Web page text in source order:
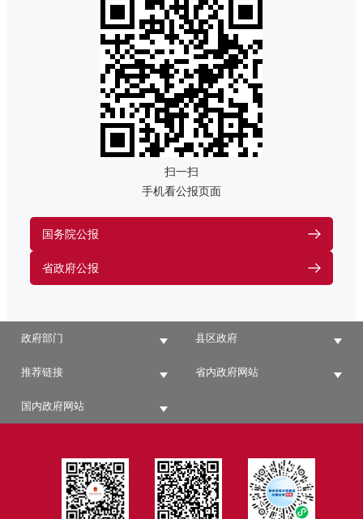
扫一扫
手机看公报页面
国务院公报
省政府公报
政府部门 县区政府
推荐链接 省内政府网站
国内政府网站